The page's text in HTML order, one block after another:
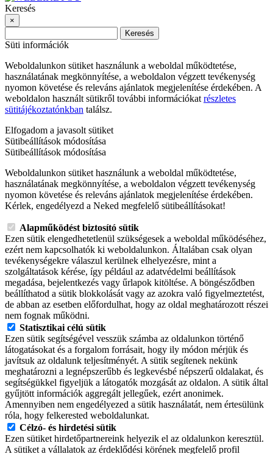
Keresés
×
Keresés
Süti információk
Weboldalunkon sütiket használunk a weboldal működtetése,
használatának megkönnyítése, a weboldalon végzett tevékenység
nyomon követése és releváns ajánlatok megjelenítése érdekében. A
weboldalon használt sütikről további információkatrészletes
sütitájékoztatónkban találsz.
Elfogadom a javasolt sütiket
Sütibeállítások módosítása
Sütibeállítások módosítása
Weboldalunkon sütiket használunk a weboldal működtetése,
használatának megkönnyítése, a weboldalon végzett tevékenység
nyomon követése és releváns ajánlatok megjelenítése érdekében.
Kérlek, engedélyezd a Neked megfelelő sütibeállításokat!
Alapműködést biztosító sütik
Ezen sütik elengedhetetlenül szükségesek a weboldal működéséhez,
ezért nem kapcsolhatók ki weboldalunkon. Általában csak olyan
tevékenységekre válaszul kerülnek elhelyezésre, mint a
szolgáltatások kérése, így például az adatvédelmi beállítások
megadása, bejelentkezés vagy űrlapok kitöltése. A böngésződben
beállíthatod a sütik blokkolását vagy az azokra való figyelmeztetést,
de abban az esetben előfordulhat, hogy az oldal meghatározott részei
nem fognak működni.
Statisztikai célú sütik
Ezen sütik segítségével vesszük számba az oldalunkon történő
látogatásokat és a forgalom forrásait, hogy ily módon mérjük és
javítsuk az oldalunk teljesítményét. A sütik segítenek nekünk
meghatározni a legnépszerűbb és legkevésbé népszerű oldalakat, és
segítségükkel figyeljük a látogatók mozgását az oldalon. A sütik által
gyűjtött információk aggregált jellegűek, ezért anonimek.
Amennyiben nem engedélyezed a sütik használatát, nem értesülünk
róla, hogy felkerested weboldalunkat.
Célzó- és hirdetési sütik
Ezen sütiket hirdetőpartnereink helyezik el az oldalunkon keresztül.
A sütiket a vállalatok az érdeklődési körének megfelelő profil